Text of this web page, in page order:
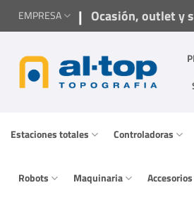
SaltarEMPRESA | Ocasión, outlet y
Estaciones totales Controladoras
Robots Maquinaria Accesorios